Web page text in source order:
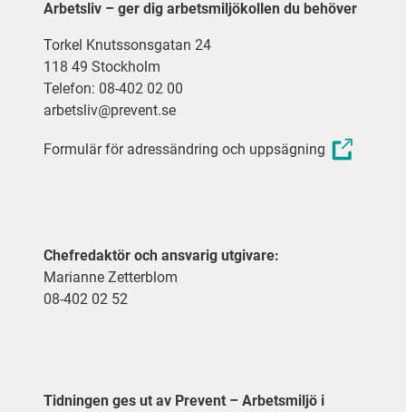
Arbetsliv – ger dig arbetsmiljökollen du behöver
Torkel Knutssonsgatan 24
118 49 Stockholm
Telefon: 08-402 02 00
arbetsliv@prevent.se
Formulär för adressändring och uppsägning
Chefredaktör och ansvarig utgivare:
Marianne Zetterblom
08-402 02 52
Tidningen ges ut av Prevent – Arbetsmiljö i